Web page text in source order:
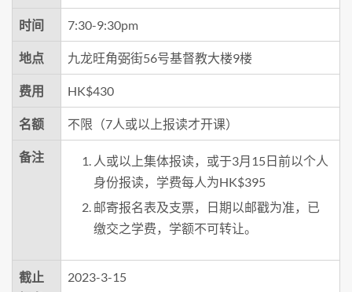
时间 7:30-9:30pm
地点 九龙旺角弼街56号基督教大楼9楼
费用 HK$430
名额 不限（7人或以上报读才开课）
备注
人或以上集体报读，或于3月15日前以个人
身份报读，学费每人为HK$395
邮寄报名表及支票，日期以邮戳为准，已
缴交之学费，学额不可转让。
截止
2023-3-15